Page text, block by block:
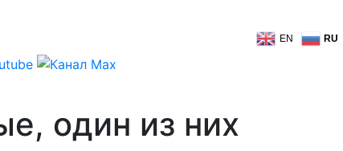
EN RU
один из них